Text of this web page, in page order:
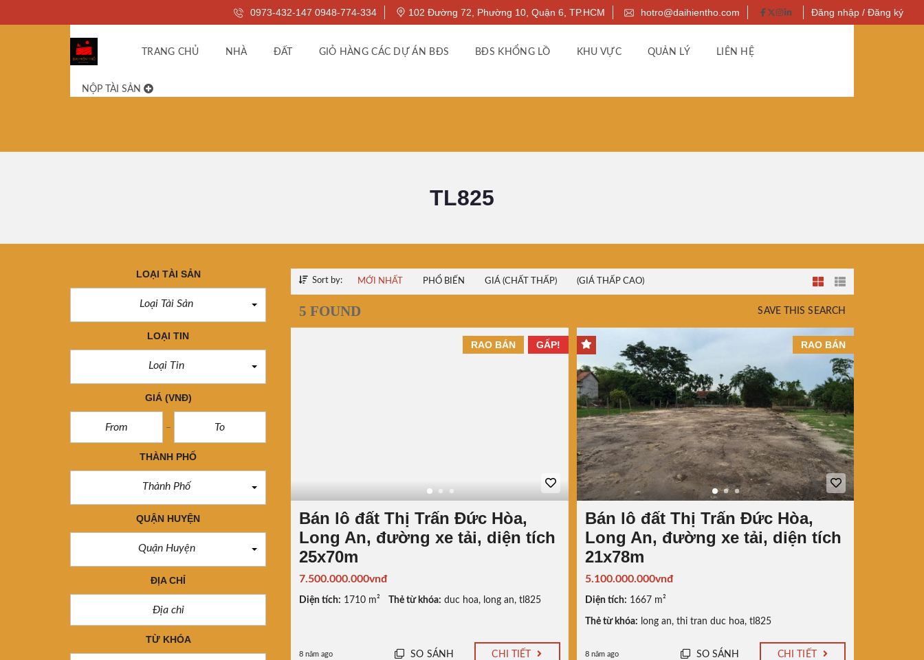
0973-432-147 0948-774-334 102 Đường 72, Phường 10, Quận 6, TP.HCM hotro@daihientho.com Đăng nhập / Đăng ký
TRANG CHỦ NHÀ ĐẤT GIỎ HÀNG CÁC DỰ ÁN BĐS BĐS KHỔNG LỒ KHU VỰC QUẢN LÝ LIÊN HỆ
NỘP TÀI SẢN
TL825
LOẠI TÀI SẢN
Loại Tài Sản
LOẠI TIN
Loại Tin
GIÁ (VNĐ)
THÀNH PHỐ
Thành Phố
QUẬN HUYỆN
Quận Huyện
ĐỊA CHỈ
TỪ KHÓA
Sort by: MỚI NHẤT PHỔ BIẾN GIÁ (CHẤT THẤP) (GIÁ THẤP CAO)
SAVE THIS SEARCH
5 FOUND
GẤP!
RAO BÁN
Bán lô đất Thị Trấn Đức Hòa,
Long An, đường xe tải, diện tích
25x70m
7.500.000.000vnđ
Diện tích: 1710 m² Thẻ từ khóa: duc hoa, long an, tl825
8 năm ago SO SÁNH CHI TIẾT
RAO BÁN
Bán lô đất Thị Trấn Đức Hòa,
Long An, đường xe tải, diện tích
21x78m
5.100.000.000vnđ
Diện tích: 1667 m²
Thẻ từ khóa: long an, thi tran duc hoa, tl825
8 năm ago SO SÁNH CHI TIẾT